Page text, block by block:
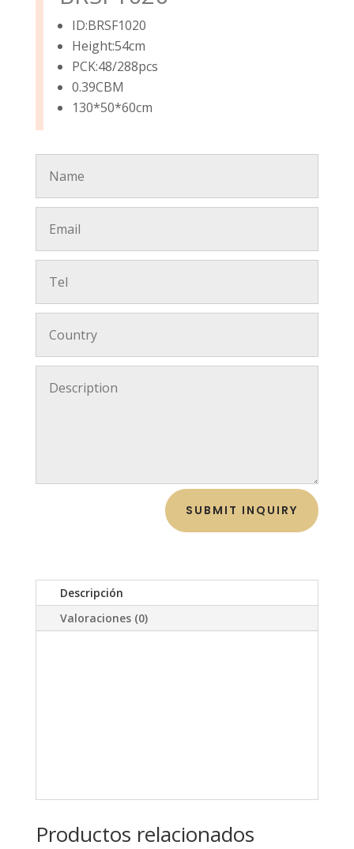
ID:BRSF1020
Height:54cm
PCK:48/288pcs
0.39CBM
130*50*60cm
SUBMIT INQUIRY
Descripción
Valoraciones (0)
Productos relacionados